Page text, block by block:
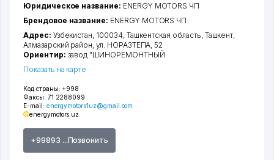
Код страны: +998
Факсы: 71 2288099
E-mail: energymotors1uz@gmail.com
energymotors.uz
+99893 ...Позвонить
Юридическое название: ENERGY MOTORS ЧП
Брендовое название: ENERGY MOTORS ЧП
Адрес: Узбекистан, 100034, Ташкентская область Ташкент
Алмазарский район ,ул. НОРАЗТЕПА , 52
Ориентир: завод "ШИНОРЕМОНТНЫЙ
Показать на карте